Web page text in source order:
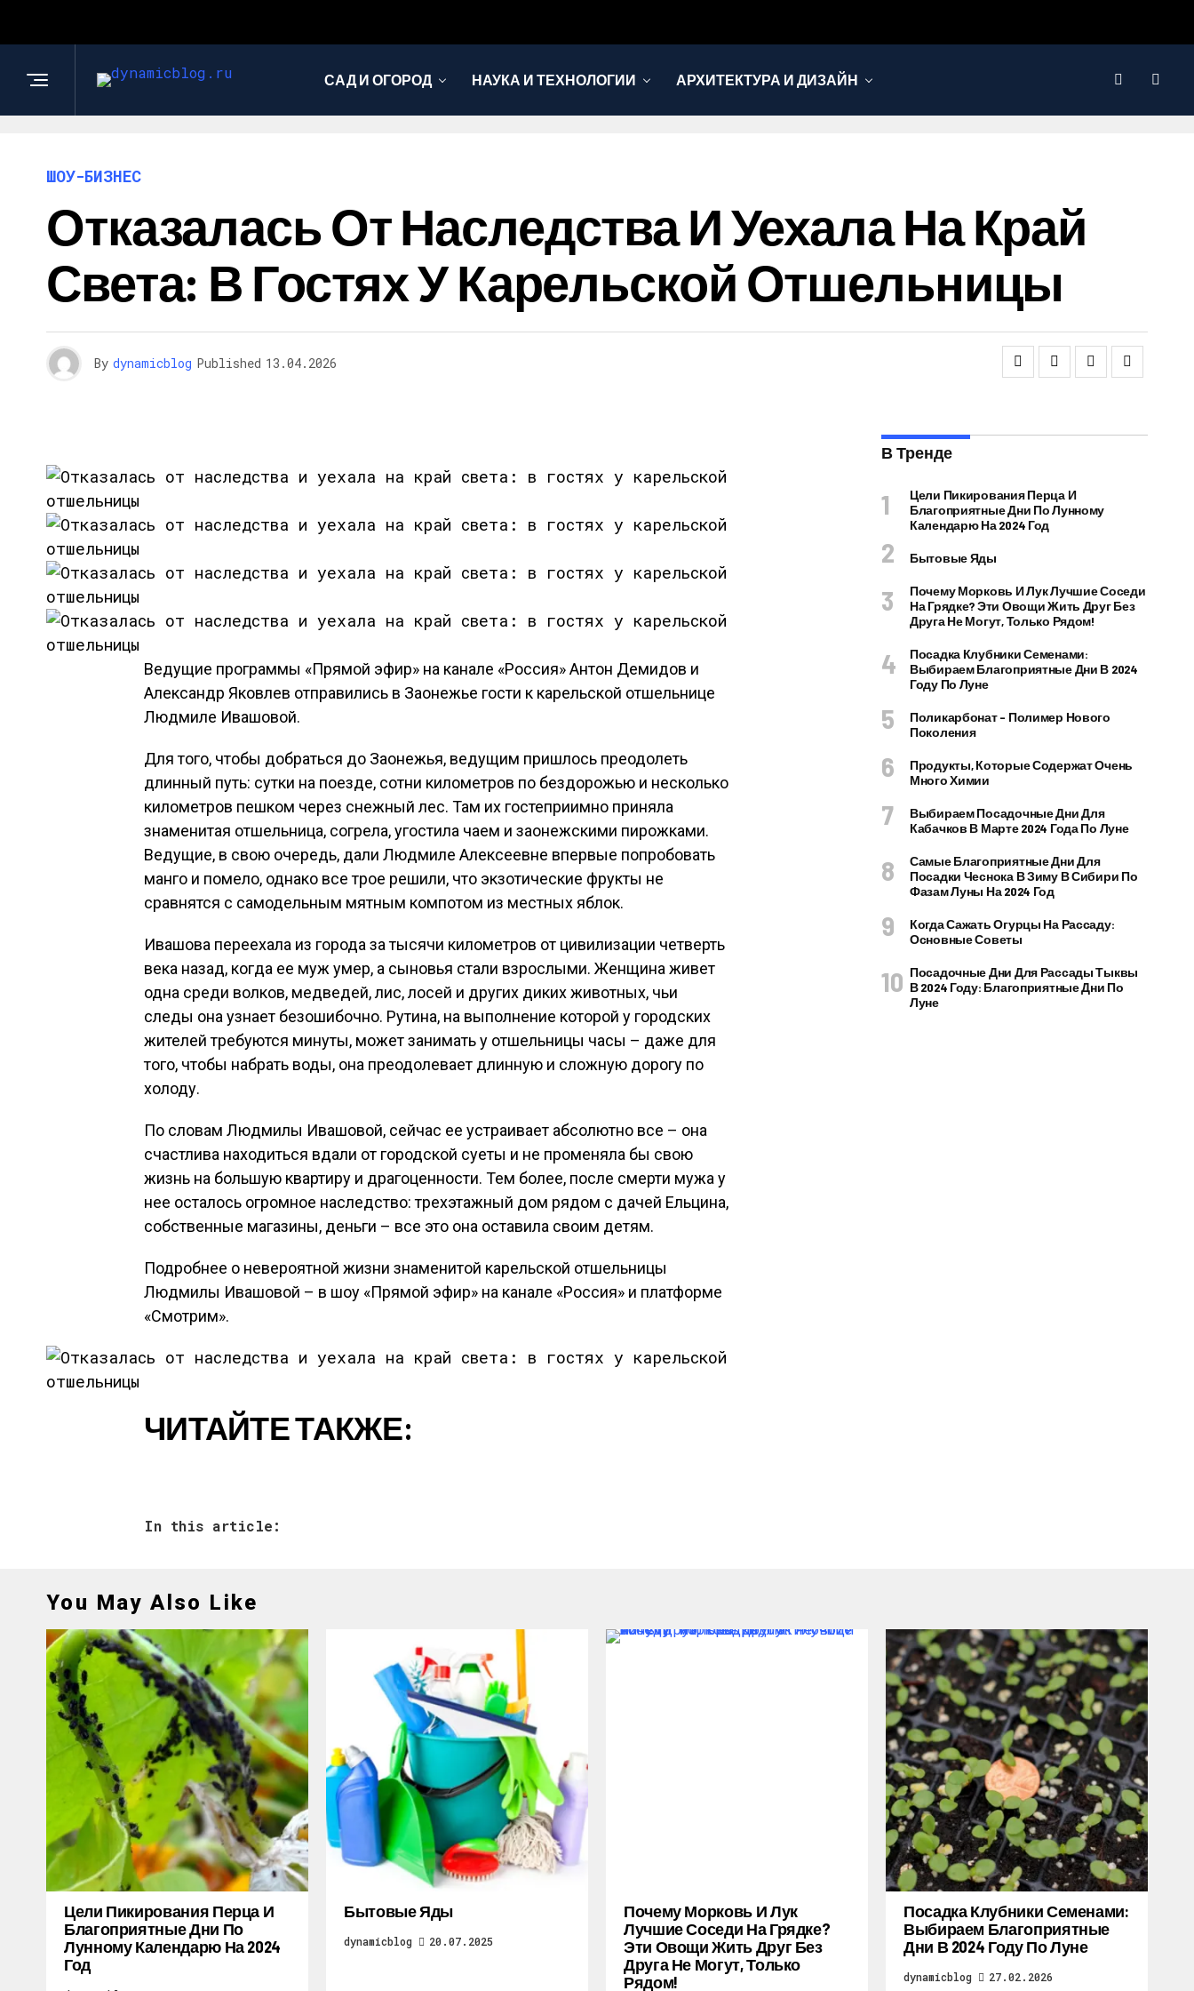
САД И ОГОРОД НАУКА И ТЕХНОЛОГИИ АРХИТЕКТУРА И ДИЗАЙН
ШОУ-БИЗНЕС
Отказалась От Наследства И Уехала На Край
Света: В Гостях У Карельской Отшельницы
By dynamicblog Published 13.04.2026
Ведущие программы «Прямой эфир» на канале «Россия» Антон Демидов и
Александр Яковлев отправились в Заонежье гости к карельской отшельнице
Людмиле Ивашовой.
Для того, чтобы добраться до Заонежья, ведущим пришлось преодолеть
длинный путь: сутки на поезде, сотни километров по бездорожью и несколько
километров пешком через снежный лес. Там их гостеприимно приняла
знаменитая отшельница, согрела, угостила чаем и заонежскими пирожками.
Ведущие, в свою очередь, дали Людмиле Алексеевне впервые попробовать
манго и помело, однако все трое решили, что экзотические фрукты не
сравнятся с самодельным мятным компотом из местных яблок.
Ивашова переехала из города за тысячи километров от цивилизации четверть
века назад, когда ее муж умер, а сыновья стали взрослыми. Женщина живет
одна среди волков, медведей, лис, лосей и других диких животных, чьи
следы она узнает безошибочно. Рутина, на выполнение которой у городских
жителей требуются минуты, может занимать у отшельницы часы – даже для
того, чтобы набрать воды, она преодолевает длинную и сложную дорогу по
холоду.
По словам Людмилы Ивашовой, сейчас ее устраивает абсолютно все – она
счастлива находиться вдали от городской суеты и не променяла бы свою
жизнь на большую квартиру и драгоценности. Тем более, после смерти мужа у
нее осталось огромное наследство: трехэтажный дом рядом с дачей Ельцина,
собственные магазины, деньги – все это она оставила своим детям.
Подробнее о невероятной жизни знаменитой карельской отшельницы
Людмилы Ивашовой – в шоу «Прямой эфир» на канале «Россия» и платформе
«Смотрим».
ЧИТАЙТЕ ТАКЖЕ:
In this article:
В Тренде
Цели Пикирования Перца И
Благоприятные Дни По Лунному
Календарю На 2024 Год
Бытовые Яды
Почему Морковь И Лук Лучшие Соседи
На Грядке? Эти Овощи Жить Друг Без
Друга Не Могут, Только Рядом!
Посадка Клубники Семенами:
Выбираем Благоприятные Дни В 2024
Году По Луне
Поликарбонат – Полимер Нового
Поколения
Продукты, Которые Содержат Очень
Много Химии
Выбираем Посадочные Дни Для
Кабачков В Марте 2024 Года По Луне
Самые Благоприятные Дни Для
Посадки Чеснока В Зиму В Сибири По
Фазам Луны На 2024 Год
Когда Сажать Огурцы На Рассаду:
Основные Советы
Посадочные Дни Для Рассады Тыквы
В 2024 Году: Благоприятные Дни По
Луне
You May Also Like
Цели Пикирования Перца И
Благоприятные Дни По
Лунному Календарю На 2024
Год
Бытовые Яды
dynamicblog 20.07.2025
Почему Морковь И Лук
Лучшие Соседи На Грядке?
Эти Овощи Жить Друг Без
Друга Не Могут, Только
Рядом!
Посадка Клубники Семенами:
Выбираем Благоприятные
Дни В 2024 Году По Луне
dynamicblog 27.02.2026